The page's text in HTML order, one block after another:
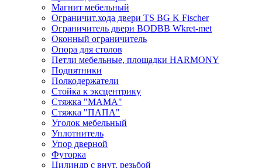
Магнит мебельный
Ограничит.хода двери TS BG K Fischer
Ограничитель двери BODBB Wkret-met
Оконный ограничитель
Опора для столов
Петли мебельные, площадки HARMONY
Подпятники
Полкодержатели
Стойка к эксцентрику
Стяжка "МАМА"
Стяжка "ПАПА"
Уголок мебельный
Уплотнитель
Упор дверной
Футорка
Цилиндр с внут. резьбой